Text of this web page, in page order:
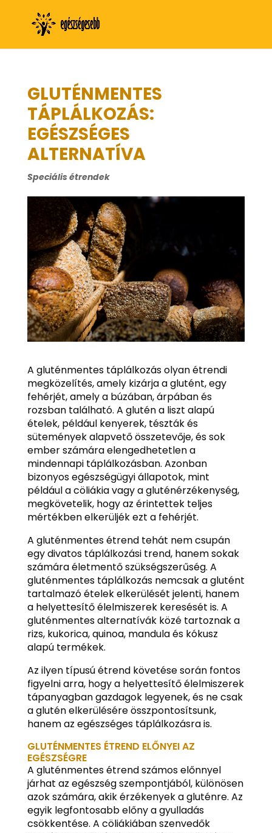
GLUTÉNMENTES
TÁPLÁLKOZÁS:
EGÉSZSÉGES
ALTERNATÍVA
Speciális étrendek
A gluténmentes táplálkozás olyan étrendi
megközelítés, amely kizárja a glutént, egy
fehérjét, amely a búzában, árpában és
rozsban található. A glutén a liszt alapú
ételek, például kenyerek, tészták és
sütemények alapvető összetevője, és sok
ember számára elengedhetetlen a
mindennapi táplálkozásban. Azonban
bizonyos egészségügyi állapotok, mint
például a cöliákia vagy a gluténérzékenység,
megkövetelik, hogy az érintettek teljes
mértékben elkerüljék ezt a fehérjét.
A gluténmentes étrend tehát nem csupán
egy divatos táplálkozási trend, hanem sokak
számára életmentő szükségszerűség. A
gluténmentes táplálkozás nemcsak a glutént
tartalmazó ételek elkerülését jelenti, hanem
a helyettesítő élelmiszerek keresését is. A
gluténmentes alternatívák közé tartoznak a
rizs, kukorica, quinoa, mandula és kókusz
alapú termékek.
Az ilyen típusú étrend követése során fontos
figyelni arra, hogy a helyettesítő élelmiszerek
tápanyagban gazdagok legyenek, és ne csak
a glutén elkerülésére összpontosítsunk,
hanem az egészséges táplálkozásra is.
GLUTÉNMENTES ÉTREND ELŐNYEI AZ
EGÉSZSÉGRE
A gluténmentes étrend számos előnnyel
járhat az egészség szempontjából, különösen
azok számára, akik érzékenyek a gluténre. Az
egyik legfontosabb előny a gyulladás
csökkentése. A cöliákiában szenvedők